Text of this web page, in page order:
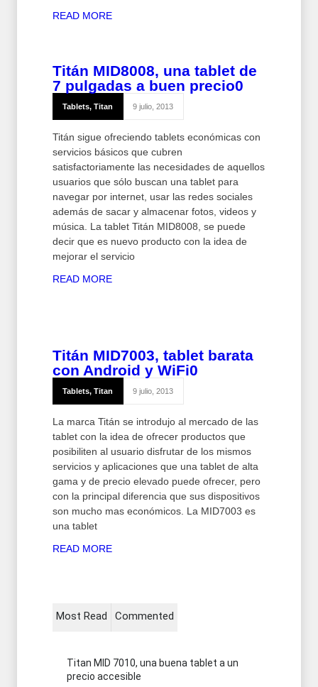
READ MORE
Titán MID8008, una tablet de
7 pulgadas a buen precio0
Tablets, Titan 9 julio, 2013
Titán sigue ofreciendo tablets económicas con
servicios básicos que cubren
satisfactoriamente las necesidades de aquellos
usuarios que sólo buscan una tablet para
navegar por internet, usar las redes sociales
además de sacar y almacenar fotos, videos y
música. La tablet Titán MID8008, se puede
decir que es nuevo producto con la idea de
mejorar el servicio
READ MORE
Titán MID7003, tablet barata
con Android y WiFi0
Tablets, Titan 9 julio, 2013
La marca Titán se introdujo al mercado de las
tablet con la idea de ofrecer productos que
posibiliten al usuario disfrutar de los mismos
servicios y aplicaciones que una tablet de alta
gama y de precio elevado puede ofrecer, pero
con la principal diferencia que sus dispositivos
son mucho mas económicos. La MID7003 es
una tablet
READ MORE
Most Read Commented
Titan MID 7010, una buena tablet a un
precio accesible